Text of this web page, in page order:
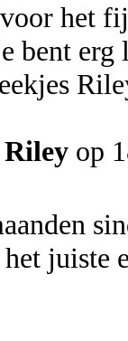
het
bent
Riley op
juiste